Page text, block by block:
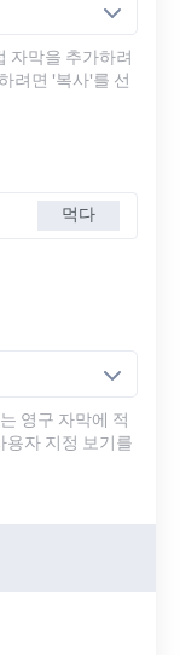
자막을 추가하려
려면 '복사'를 선
먹다
영구 자막에 적
용자 지정 보기를